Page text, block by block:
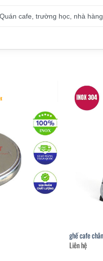
Quán cafe, trường học, nhà
ghế cafe
Liên hệ